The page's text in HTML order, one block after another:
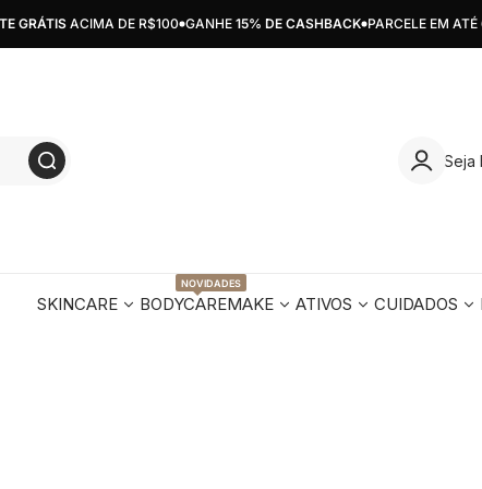
ACIMA DE R$100 GANHE15% DE CASHBACK PARCELE EM ATÉ6X
Seja
SKINCARE BODYCARE
NOVIDADES
MAKE ATIVOS CUIDADOS